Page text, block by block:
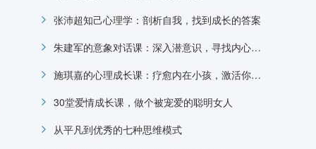
张沛超知己心理学：剖析自我，找到成长的答案
朱建军的意象对话课：深入潜意识，寻找内心的答案
施琪嘉的心理成长课：疗愈内在小孩，激活你内心的能量
30堂爱情成长课，做个被宠爱的聪明女人
从平凡到优秀的七种思维模式